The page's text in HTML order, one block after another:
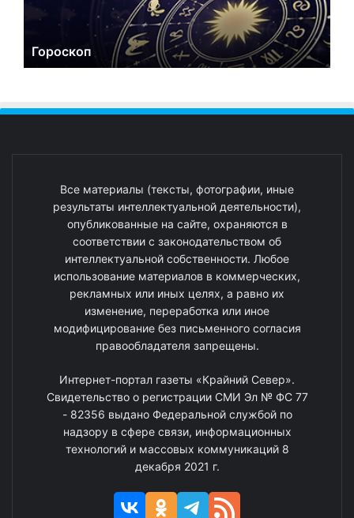
Гороскоп
Все материалы (тексты, фотографии, иные
результаты интеллектуальной деятельности),
опубликованные на сайте, охраняются в
соответствии с законодательством об
интеллектуальной собственности. Любое
использование материалов в коммерческих,
рекламных или иных целях, а равно их
изменение, переработка или иное
модифицирование без письменного согласия
правообладателя запрещены.
Интернет-портал газеты «Крайний Север».
Свидетельство о регистрации СМИ Эл № ФС 77
- 82356 выдано Федеральной службой по
надзору в сфере связи, информационных
технологий и массовых коммуникаций 8
декабря 2021 г.